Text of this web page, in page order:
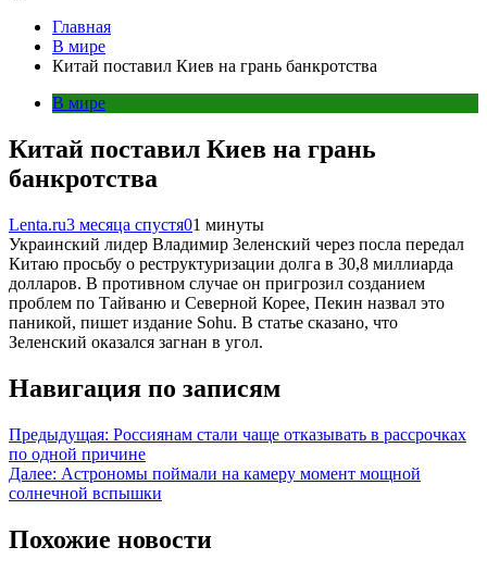
Главная
В мире
Китай поставил Киев на грань банкротства
В мире
Китай поставил Киев на грань
банкротства
Lenta.ru3 месяца спустя01 минуты
Украинский лидер Владимир Зеленский через посла передал
Китаю просьбу о реструктуризации долга в 30,8 миллиарда
долларов. В противном случае он пригрозил созданием
проблем по Тайваню и Северной Корее, Пекин назвал это
паникой, пишет издание Sohu. В статье сказано, что
Зеленский оказался загнан в угол.
Навигация по записям
Предыдущая: Россиянам стали чаще отказывать в рассрочках
по одной причине
Далее: Астрономы поймали на камеру момент мощной
солнечной вспышки
Похожие новости